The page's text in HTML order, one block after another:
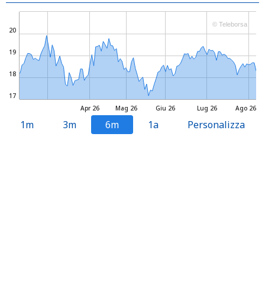
Mag 26 Lug 26
Apr 26 Giu 26 Ago 26
17
18
19
20
© Teleborsa
1m 3m 6m 1a Personalizza